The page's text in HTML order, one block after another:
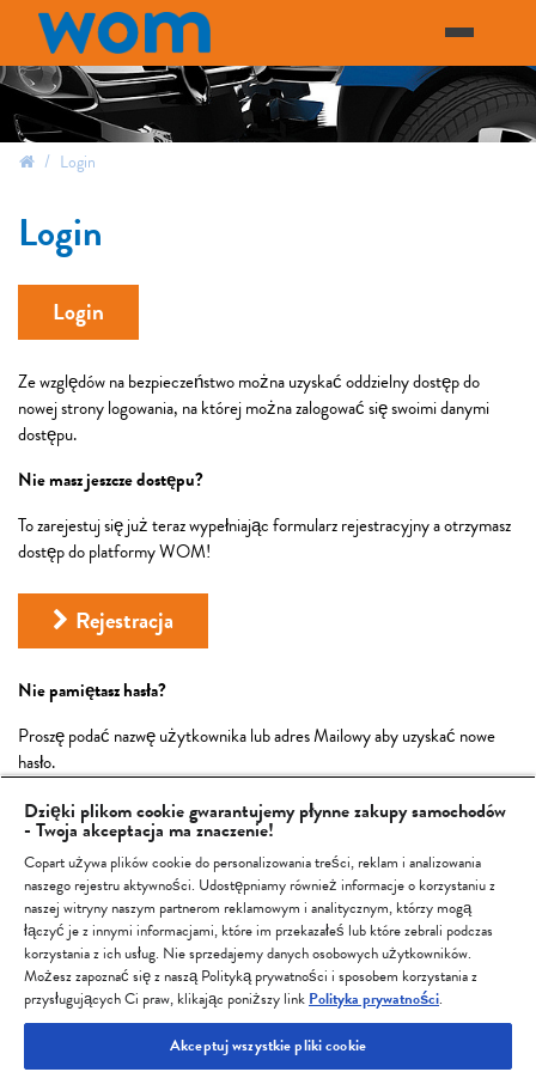
Login
login
Login
Ze względów na bezpieczeństwo można uzyskać oddzielny dostęp do
nowej strony logowania, na której można zalogować się swoimi danymi
dostępu.
Nie masz jeszcze dostępu?
To zarejestuj się już teraz wypełniając formularz rejestracyjny a otrzymasz
dostęp do platformy WOM!
Rejestracja
Nie pamiętasz hasła?
Proszę podać nazwę użytkownika lub adres Mailowy aby uzyskać nowe
hasło.
Nazwa użytkownika
E-mail
Dzięki plikom cookie gwarantujemy płynne zakupy samochodów
- Twoja akceptacja ma znaczenie!
Copart używa plików cookie do personalizowania treści, reklam i analizowania
naszego rejestru aktywności. Udostępniamy również informacje o korzystaniu z
naszej witryny naszym partnerom reklamowym i analitycznym, którzy mogą
łączyć je z innymi informacjami, które im przekazałeś lub które zebrali podczas
korzystania z ich usług. Nie sprzedajemy danych osobowych użytkowników.
Możesz zapoznać się z naszą Polityką prywatności i sposobem korzystania z
przysługujących Ci praw, klikając poniższy linkPolityka prywatności.
Akceptuj wszystkie pliki cookie